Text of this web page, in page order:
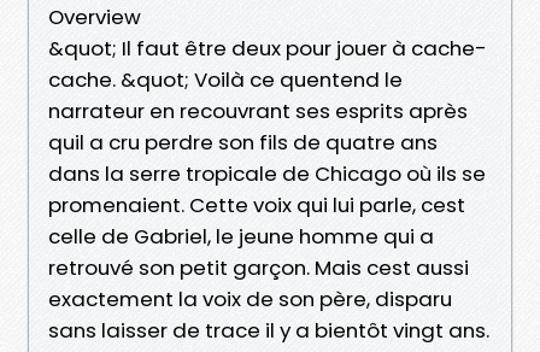
Overview
&quot; Il faut être deux pour jouer à cache-
cache. &quot; Voilà ce quentend le
narrateur en recouvrant ses esprits après
quil a cru perdre son fils de quatre ans
dans la serre tropicale de Chicago où ils se
promenaient. Cette voix qui lui parle, cest
celle de Gabriel, le jeune homme qui a
retrouvé son petit garçon. Mais cest aussi
exactement la voix de son père, disparu
sans laisser de trace il y a bientôt vingt ans.